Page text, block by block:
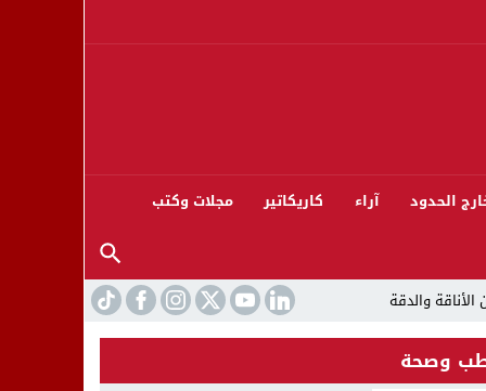
الحدود آراء كاريكاتير مجلات وكتب
وصحة